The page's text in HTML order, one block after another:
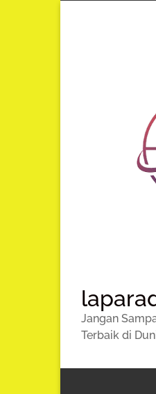
Jangan
Terbaik di